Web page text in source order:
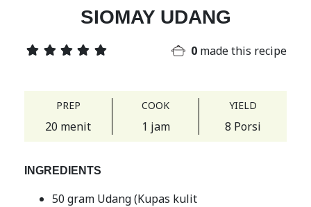
SIOMAY UDANG
0 made this recipe
PREP
20 menit
COOK
1 jam
YIELD
8 Porsi
INGREDIENTS
50 gram Udang (Kupas kulit